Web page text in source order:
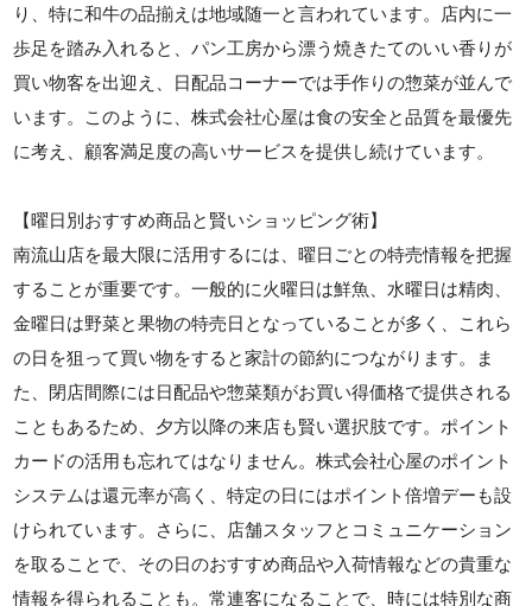
り、特に和牛の品揃えは地域随一と言われています。店内に一
歩足を踏み入れると、パン工房から漂う焼きたてのいい香りが
買い物客を出迎え、日配品コーナーでは手作りの惣菜が並んで
います。このように、株式会社心屋は食の安全と品質を最優先
に考え、顧客満足度の高いサービスを提供し続けています。
【曜日別おすすめ商品と賢いショッピング術】
南流山店を最大限に活用するには、曜日ごとの特売情報を把握
することが重要です。一般的に火曜日は鮮魚、水曜日は精肉、
金曜日は野菜と果物の特売日となっていることが多く、これら
の日を狙って買い物をすると家計の節約につながります。ま
た、閉店間際には日配品や惣菜類がお買い得価格で提供される
こともあるため、夕方以降の来店も賢い選択肢です。ポイント
カードの活用も忘れてはなりません。株式会社心屋のポイント
システムは還元率が高く、特定の日にはポイント倍増デーも設
けられています。さらに、店舗スタッフとコミュニケーション
を取ることで、その日のおすすめ商品や入荷情報などの貴重な
情報を得られることも。常連客になることで、時には特別な商